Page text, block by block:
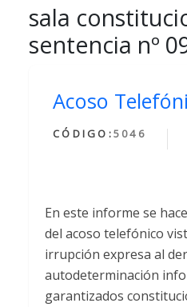
sala
sentencia nº
Acoso
CÓDIGO:5046
En este informe se
del acoso telefónico
irrupción expresa al
autodeterminación
garantizados